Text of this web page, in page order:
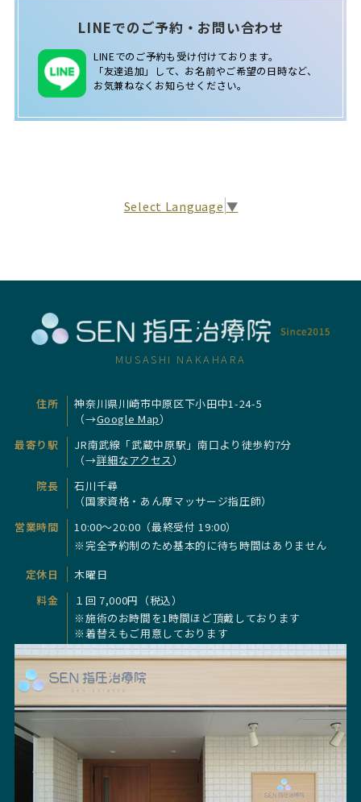
LINEでのご予約・お問い合わせ
LINEでのご予約も受け付けております。
「友達追加」して、お名前やご希望の日時など、
お気兼ねなくお知らせください。
Select Language ▼
MUSASHI NAKAHARA
住所
神奈川県川崎市中原区下小田中1-24-5
（→Google Map）
最寄り駅
JR南武線「武蔵中原駅」南口より徒歩約7分
（→詳細なアクセス）
院長
石川千尋
（国家資格・あん摩マッサージ指圧師）
営業時間
10:00～20:00（最終受付 19:00）
※完全予約制のため基本的に待ち時間はありません
定休日
木曜日
料金
１回 7,000円（税込）
※施術のお時間を1時間ほど頂戴しております
※着替えもご用意しております